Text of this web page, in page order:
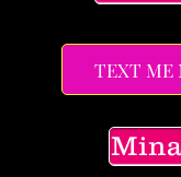
TEXT ME